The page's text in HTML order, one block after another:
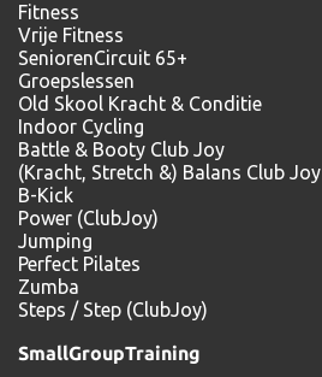
Fitness
Vrije Fitness
SeniorenCircuit 65+
Groepslessen
Old Skool Kracht & Conditie
Indoor Cycling
Battle & Booty Club Joy
(Kracht, Stretch &) Balans Club Joy
B-Kick
Power (ClubJoy)
Jumping
Perfect Pilates
Zumba
Steps / Step (ClubJoy)
SmallGroupTraining